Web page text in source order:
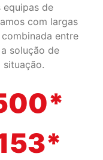
equipas de
com largas
entre
solução de
situação.